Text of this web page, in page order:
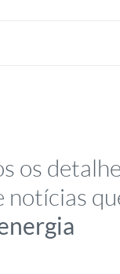
os
notícias